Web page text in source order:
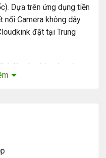
Dựa trên ứng dụng tiền
nối Camera không dây
đặt tại Trung
bởi một nhà máy sản
kết với đơn vị viết
biệt để kết nối với
xứ của camera